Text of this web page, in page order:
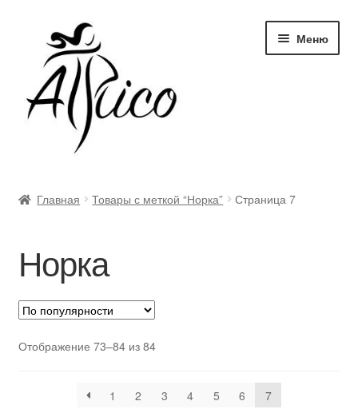
Перейти
навигации
Перейти
содержимому
Меню
Контакты
Корзина
Опт
Главная Товары с меткой “Норка” Страница 7
Норка
Отображение 73–84 из 84
1 2 3 4 5 6 7